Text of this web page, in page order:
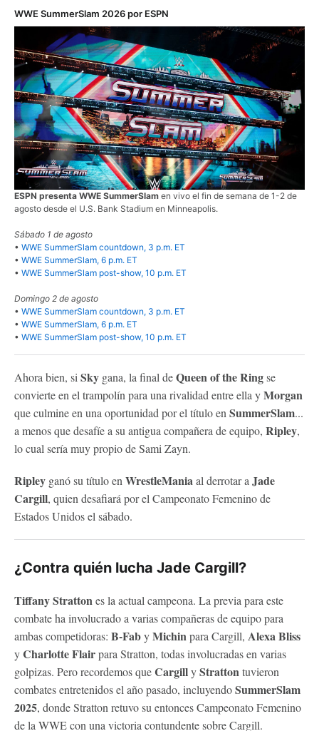
WWE SummerSlam 2026 por ESPN
ESPN presenta WWE SummerSlam en vivo el fin de semana de 1-2 de
agosto desde el U.S. Bank Stadium en Minneapolis.
Sábado 1 de agosto
• WWE SummerSlam countdown, 3 p.m. ET
• WWE SummerSlam, 6 p.m. ET
• WWE SummerSlam post-show, 10 p.m. ET
Domingo 2 de agosto
• WWE SummerSlam countdown, 3 p.m. ET
• WWE SummerSlam, 6 p.m. ET
• WWE SummerSlam post-show, 10 p.m. ET
Ahora bien, si Sky gana, la final deQueen of the Ringse
convierte en el trampolín para una rivalidad entre ella yMorgan
que culmine en una oportunidad por el título en SummerSlam...
a menos que desafíe a su antigua compañera de equipo, Ripley,
lo cual sería muy propio de Sami Zayn.
Ripley ganó su título en WrestleManiaal derrotar a Jade
Cargill, quien desafiará por el Campeonato Femenino de
Estados Unidos el sábado.
¿Contra quién lucha Jade Cargill?
Tiffany Strattones la actual campeona. La previa para este
combate ha involucrado a varias compañeras de equipo para
ambas competidoras: B-FabyMichinpara Cargill, Alexa Bliss
yCharlotte Flairpara Stratton, todas involucradas en varias
golpizas. Pero recordemos queCargillyStrattontuvieron
combates entretenidos el año pasado, incluyendoSummerSlam
2025, donde Stratton retuvo su entonces Campeonato Femenino
de la WWE con una victoria contundente sobre Cargill.